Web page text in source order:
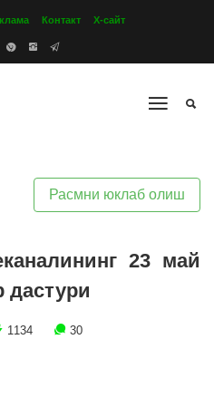
Контакт Х-сайт
Расмни юклаб олиш
23 май
дастури
1134 30